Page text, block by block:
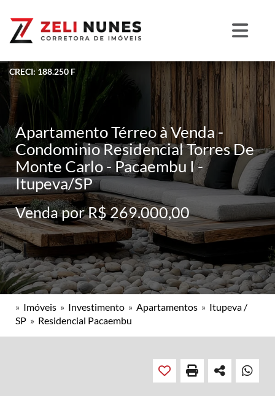
CRECI: 188.250 F
Apartamento Térreo à Venda -
Condominio Residencial Torres De
Monte Carlo - Pacaembu I -
Itupeva/SP
Venda por R$ 269.000,00
» Imóveis » Investimento » Apartamentos » Itupeva /
SP » Residencial Pacaembu